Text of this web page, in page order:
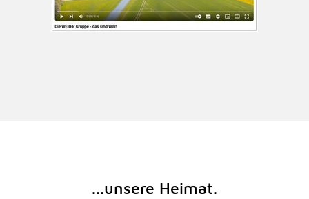
...unsere Heimat.